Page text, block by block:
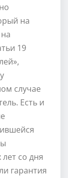
на
19
случае
Есть и
со дня
гарантия